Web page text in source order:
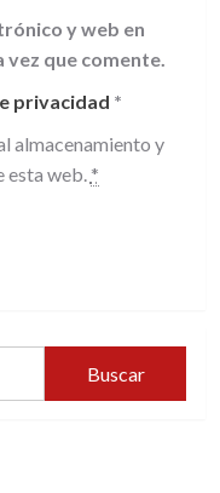
y web en
que comente.
privacidad *
almacenamiento y
esta web. *